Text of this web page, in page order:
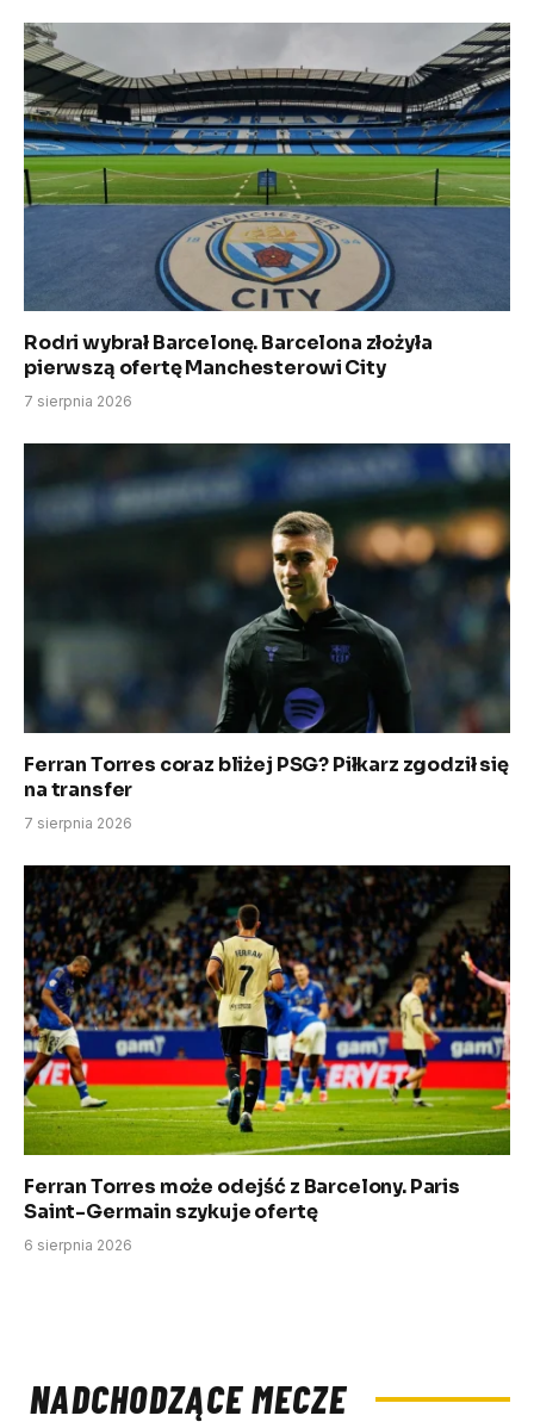
Rodri wybrał Barcelonę. Barcelona złożyła
pierwszą ofertę Manchesterowi City
7 sierpnia 2026
Ferran Torres coraz bliżej PSG? Piłkarz zgodził się
na transfer
7 sierpnia 2026
Ferran Torres może odejść z Barcelony. Paris
Saint-Germain szykuje ofertę
6 sierpnia 2026
NADCHODZĄCE MECZE